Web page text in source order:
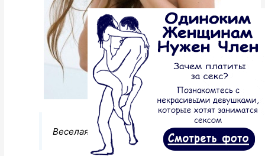
Веселая и общительная